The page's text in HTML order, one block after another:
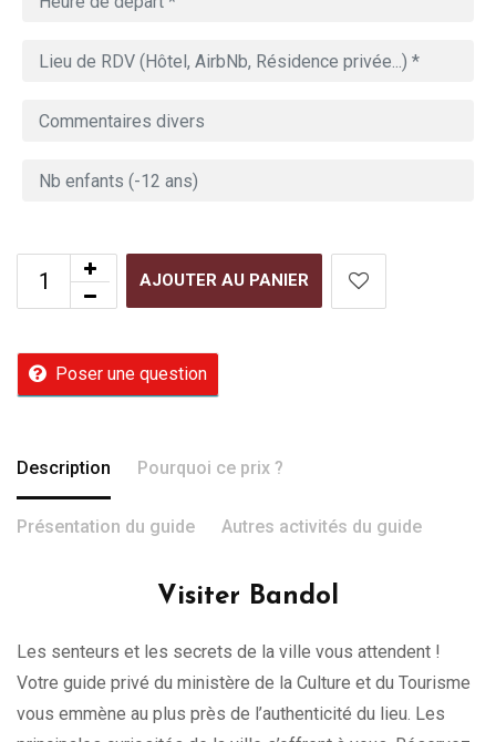
AJOUTER AU PANIER
Poser une question
Description Pourquoi ce prix ?
Présentation du guide Autres activités du guide
Visiter Bandol
Les senteurs et les secrets de la ville vous attendent !
Votre guide privé du ministère de la Culture et du Tourisme
vous emmène au plus près de l’authenticité du lieu. Les